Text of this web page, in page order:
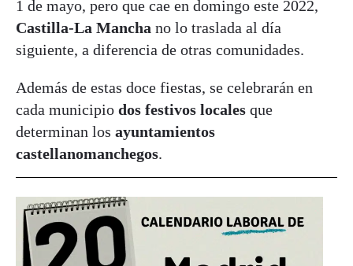
1 de mayo, pero que cae en domingo este 2022,
Castilla-La Mancha no lo traslada al día
siguiente, a diferencia de otras comunidades.
Además de estas doce fiestas, se celebrarán en
cada municipio dos festivos locales que
determinan los ayuntamientos
castellanomanchegos.